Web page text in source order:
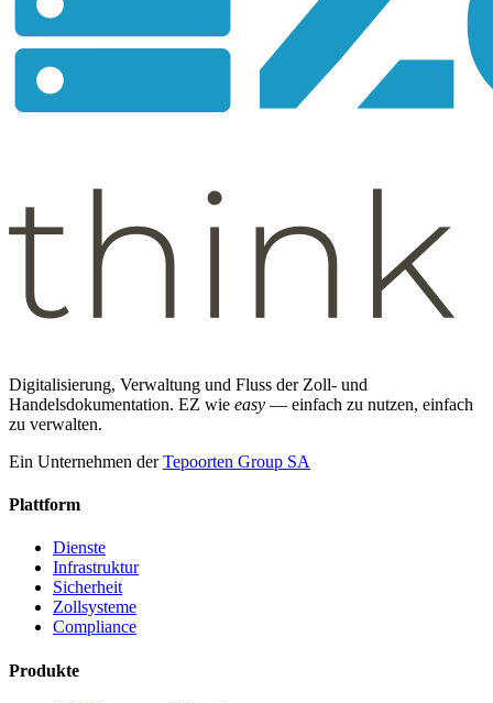
Digitalisierung, Verwaltung und Fluss der Zoll- und
Handelsdokumentation. EZ wie easy — einfach zu nutzen, einfach
zu verwalten.
Ein Unternehmen der Tepoorten Group SA
Plattform
Dienste
Infrastruktur
Sicherheit
Zollsysteme
Compliance
Produkte